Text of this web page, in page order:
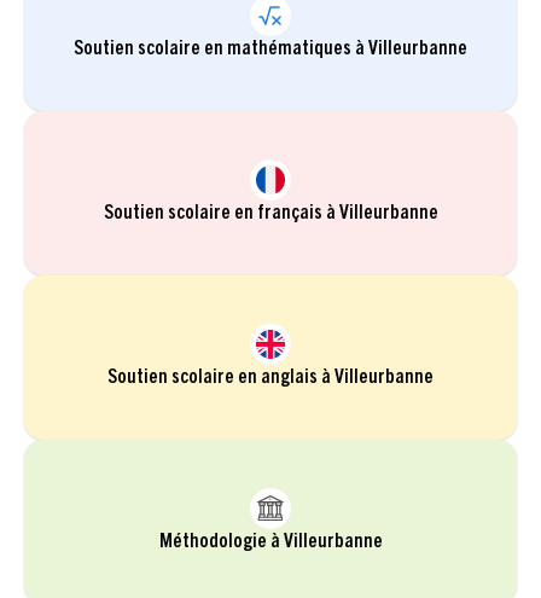
Soutien scolaire en mathématiques à Villeurbanne
Soutien scolaire en français à Villeurbanne
Soutien scolaire en anglais à Villeurbanne
Méthodologie à Villeurbanne